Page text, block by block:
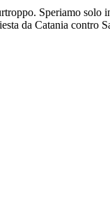
Speriamo
da Catania contro